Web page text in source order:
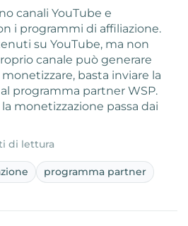
canali YouTube e
i programmi di affiliazione.
su YouTube, ma non
canale può generare
basta inviare la
programma partner WSP.
monetizzazione passa dai
di lettura
programma partner